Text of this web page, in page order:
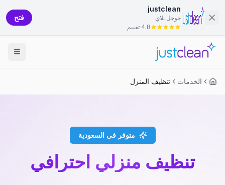
justclean
جوجل بلاي
4.8 تقييم
فتح
الخدمات تنظيف المنزل
متوفر في السعودية
تنظيف منزلي احترافي